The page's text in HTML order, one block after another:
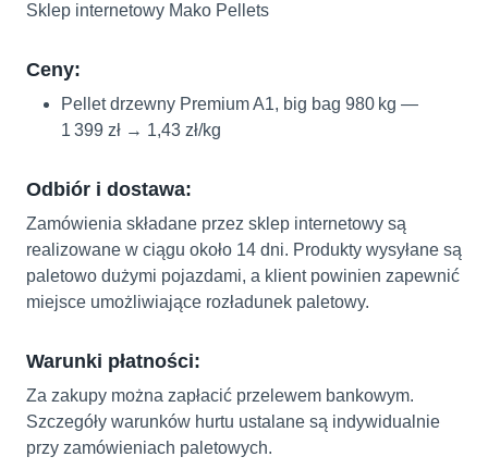
Sklep internetowy Mako Pellets
Ceny:
Pellet drzewny Premium A1, big bag 980 kg —
1 399 zł → 1,43 zł/kg
Odbiór i dostawa:
Zamówienia składane przez sklep internetowy są
realizowane w ciągu około 14 dni. Produkty wysyłane są
paletowo dużymi pojazdami, a klient powinien zapewnić
miejsce umożliwiające rozładunek paletowy.
Warunki płatności:
Za zakupy można zapłacić przelewem bankowym.
Szczegóły warunków hurtu ustalane są indywidualnie
przy zamówieniach paletowych.